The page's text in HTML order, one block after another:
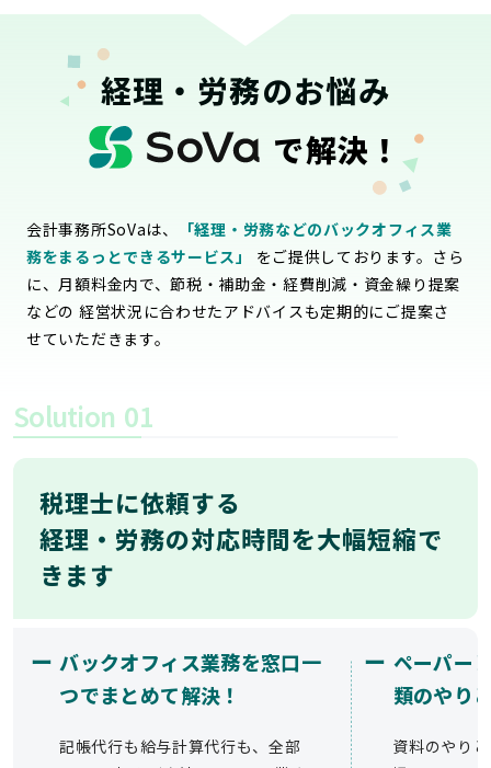
経理・労務のお悩み
で解決！
会計事務所SoVaは、
「経理・労務などのバックオフィス業
務をまるっとできるサービス」
をご提供しております。さら
に、月額料金内で、節税・補助金・経費削減・資金繰り提案
などの 経営状況に合わせたアドバイスも定期的にご提案さ
せていただきます。
Solution 01
税理士に依頼する
経理・労務の対応時間を大幅短縮で
きます
ー バックオフィス業務を窓口一
つでまとめて解決！
記帳代行も給与計算代行も、全部
ー ペーパー
類のやり
資料のやり